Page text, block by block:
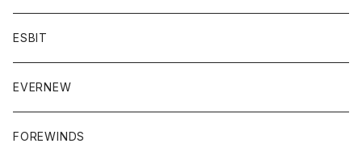
ESBIT
EVERNEW
FOREWINDS